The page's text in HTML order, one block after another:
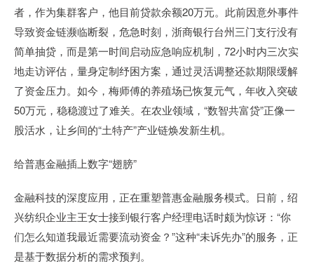
者，作为集群客户，他目前贷款余额20万元。此前因意外事件
导致资金链濒临断裂，危急时刻，浙商银行台州三门支行没有
简单抽贷，而是第一时间启动应急响应机制，72小时内三次实
地走访评估，量身定制纾困方案，通过灵活调整还款期限缓解
了资金压力。如今，梅师傅的养殖场已恢复元气，年收入突破
50万元，稳稳渡过了难关。在农业领域，“数智共富贷”正像一
股活水，让乡间的“土特产”产业链焕发新生机。
给普惠金融插上数字“翅膀”
金融科技的深度应用，正在重塑普惠金融服务模式。日前，绍
兴纺织企业主王女士接到银行客户经理电话时颇为惊讶：“你
们怎么知道我最近需要流动资金？”这种“未诉先办”的服务，正
是基于数据分析的需求预判。